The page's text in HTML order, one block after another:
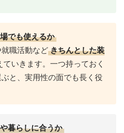
でも使えるか
職活動などきちんとした装
ていきます。一つ持っておく
と、実用性の面でも長く役
暮らしに合うか